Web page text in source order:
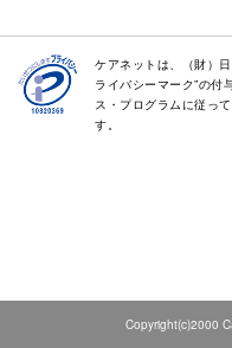
ケアネットは、（財）
ライバシーマーク”の付
ス・プログラムに従っ
す。
Copyright(c)2000